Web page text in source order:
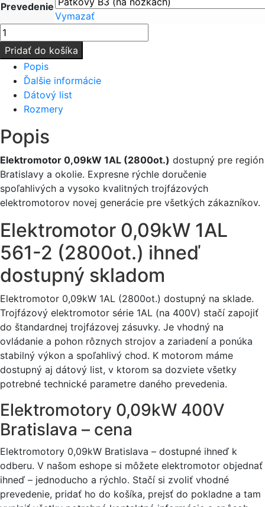
Prevedenie
Vymazať
množstvo
Elektromotor
0,09kW
(2800ot.)
Pridať do košíka
Popis
Ďalšie informácie
Dátový list
Rozmery
Popis
Elektromotor 0,09kW 1AL (2800ot.) dostupný pre región
Bratislavy a okolie. Expresne rýchle doručenie
spoľahlivých a vysoko kvalitných trojfázových
elektromotorov novej generácie pre všetkých zákazníkov.
Elektromotor 0,09kW 1AL
561-2 (2800ot.) ihneď
dostupný skladom
Elektromotor 0,09kW 1AL (2800ot.) dostupný na sklade.
Trojfázový elektromotor série 1AL (na 400V) stačí zapojiť
do štandardnej trojfázovej zásuvky. Je vhodný na
ovládanie a pohon rôznych strojov a zariadení a ponúka
stabilný výkon a spoľahlivý chod. K motorom máme
dostupný aj dátový list, v ktorom sa dozviete všetky
potrebné technické parametre daného prevedenia.
Elektromotory 0,09kW 400V
Bratislava – cena
Elektromotory 0,09kW Bratislava – dostupné ihneď k
odberu. V našom eshope si môžete elektromotor objednať
ihneď – jednoducho a rýchlo. Stačí si zvoliť vhodné
prevedenie, pridať ho do košíka, prejsť do pokladne a tam